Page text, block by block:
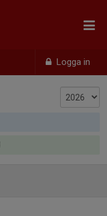
Logga in